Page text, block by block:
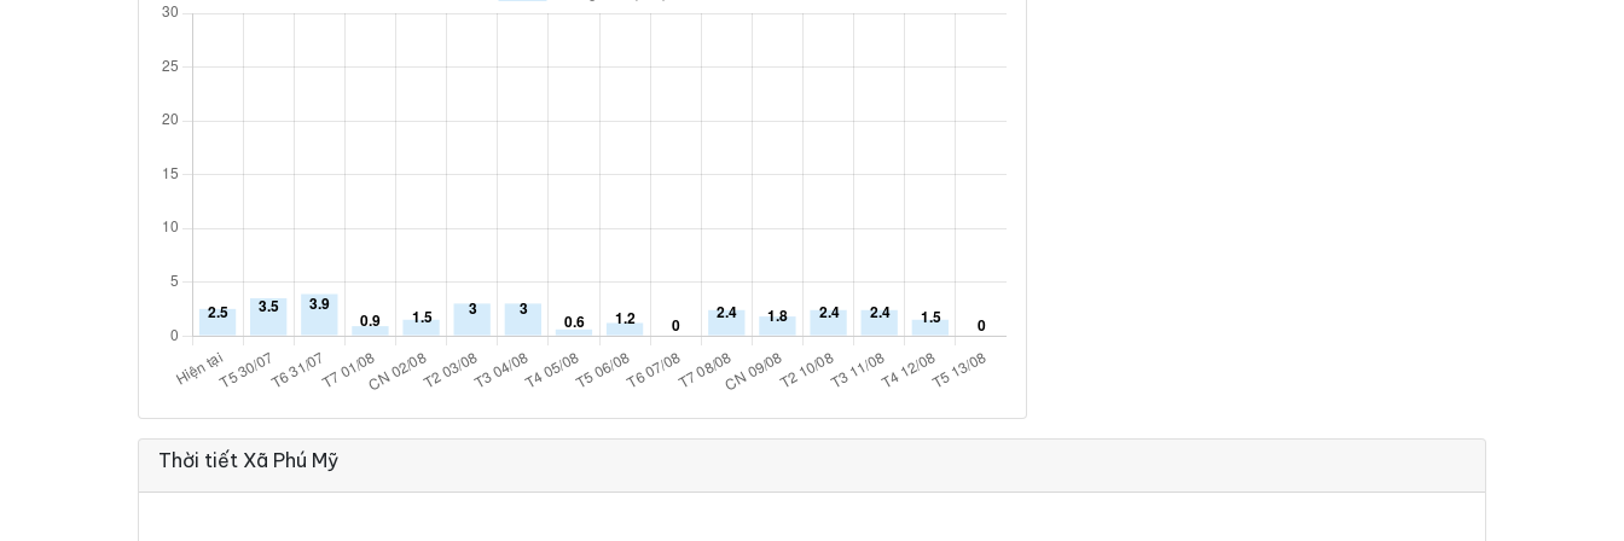
Thời tiết Xã Phú Mỹ